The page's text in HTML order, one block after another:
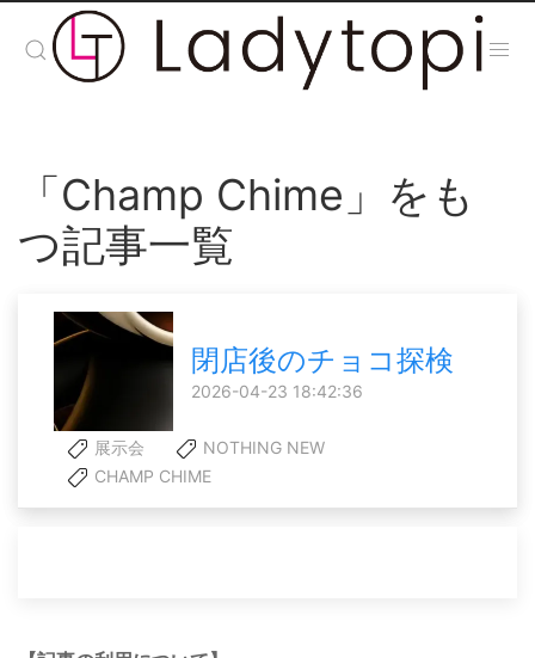
「Champ Chime」をも
つ記事一覧
閉店後のチョコ探検
2026-04-23 18:42:36
展示会
NOTHING NEW
CHAMP CHIME